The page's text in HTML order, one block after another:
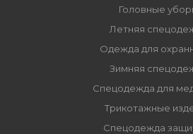
Головные
Летняя
Одежда для
Зимняя
Спецодежда для
Трикотажные
Спецодежда